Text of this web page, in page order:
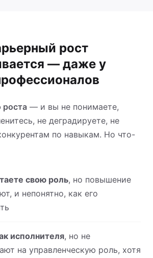
рост
— даже у
роста — и вы не понимаете,
не деградируете, не
по навыкам. Но что-
свою роль, но повышение
и непонятно, как его
исполнителя, но не
на управленческую роль, хотя